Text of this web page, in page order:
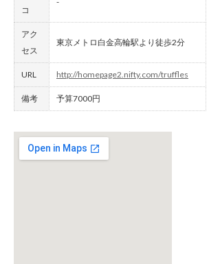
コ
アク
セス
東京メトロ白金高輪駅より徒歩2分
URL http://homepage2.nifty.com/truffles
備考 予算7000円